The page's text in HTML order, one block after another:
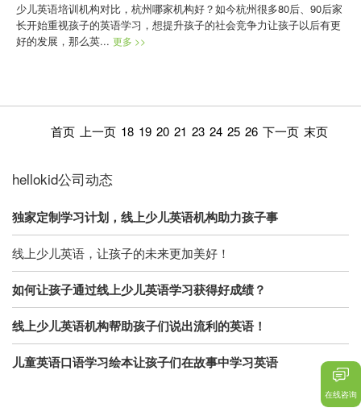
少儿英语培训机构对比，杭州哪家机构好？如今杭州很多80后、90后家
长开始重视孩子的英语学习，想提升孩子的社会竞争力让孩子以后有更
好的发展，那么英... 更多 >>
首页 上一页 18 19 20 21 23 24 25 26 下一页 末页
hellokid公司动态
独家定制学习计划，线上少儿英语机构助力孩子事
线上少儿英语，让孩子的未来更加美好！
如何让孩子通过线上少儿英语学习获得好成绩？
线上少儿英语机构帮助孩子们说出流利的英语！
儿童英语口语学习绘本让孩子们在故事中学习英语
在线咨询